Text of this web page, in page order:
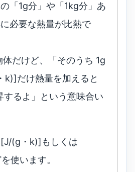
「1g分」や「1kg分」あ
必要な熱量が比熱で
だけど、「そのうち 1g
k)]だけ熱量を加えると
するよ」という意味合い
(g・k)]もしくは
使います。